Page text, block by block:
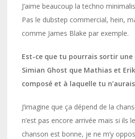
J’aime beaucoup la techno
Pas le dubstep commercial, hein,
comme James Blake par exemple.
Est-ce que tu pourrais sortir une
Simian Ghost que Mathias et
composé et à laquelle tu
J’imagine que ça dépend de la
n’est pas encore arrivée mais si ils
chanson est bonne, je ne m’y